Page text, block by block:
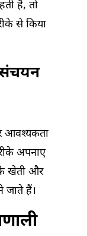
है, तो
से किया
आवश्यकता
अपनाए
खेती और
जाते हैं।